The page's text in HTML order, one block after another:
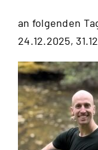
an folgenden
24.12.2025,